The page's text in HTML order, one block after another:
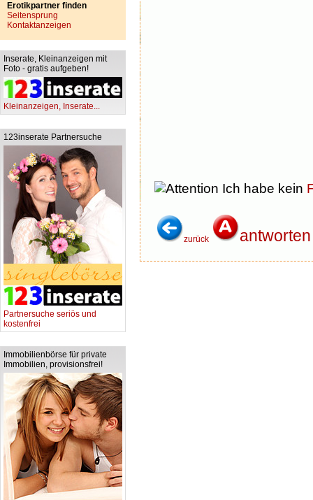
Erotikpartner finden
Seitensprung
Kontaktanzeigen
Inserate, Kleinanzeigen mit
Foto - gratis aufgeben!
Kleinanzeigen, Inserate...
123inserate Partnersuche
Partnersuche seriös und
kostenfrei
Immobilienbörse für private
Immobilien, provisionsfrei!
Ich habe kein
zurück antworten